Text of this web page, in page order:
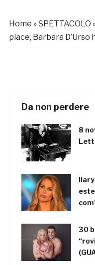
Home »SPETTACOLO
piace, Barbara D’Urso
Da non perdere
8
30